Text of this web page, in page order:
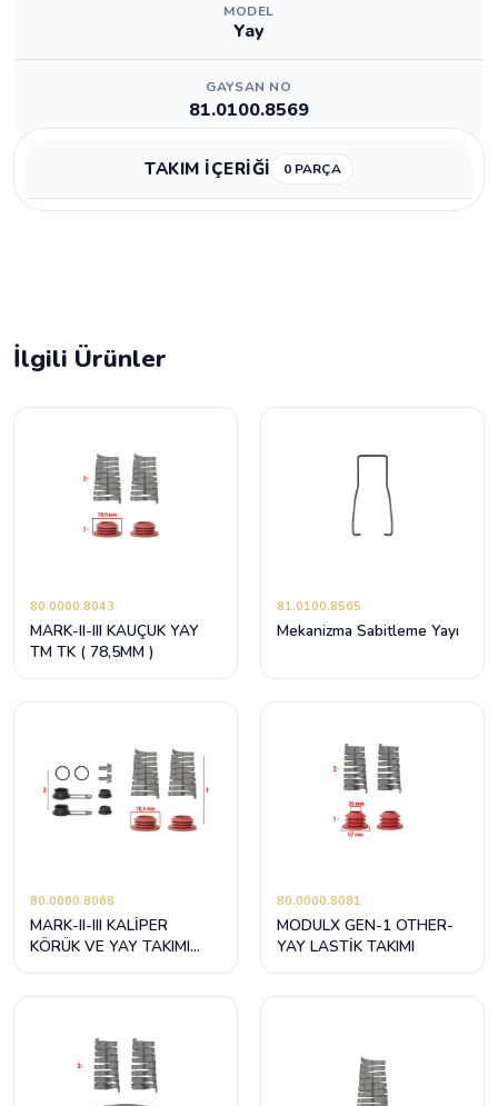
MODEL
Yay
GAYSAN NO
81.0100.8569
TAKIM İÇERİĞİ 0 PARÇA
İlgili Ürünler
80.0000.8043
MARK-II-III KAUÇUK YAY
TM TK ( 78,5MM )
81.0100.8565
Mekanizma Sabitleme Yayı
80.0000.8068
MARK-II-III KALİPER
KÖRÜK VE YAY TAKIMI
80.0000.8081
MODULX GEN-1 OTHER-
YAY LASTİK TAKIMI